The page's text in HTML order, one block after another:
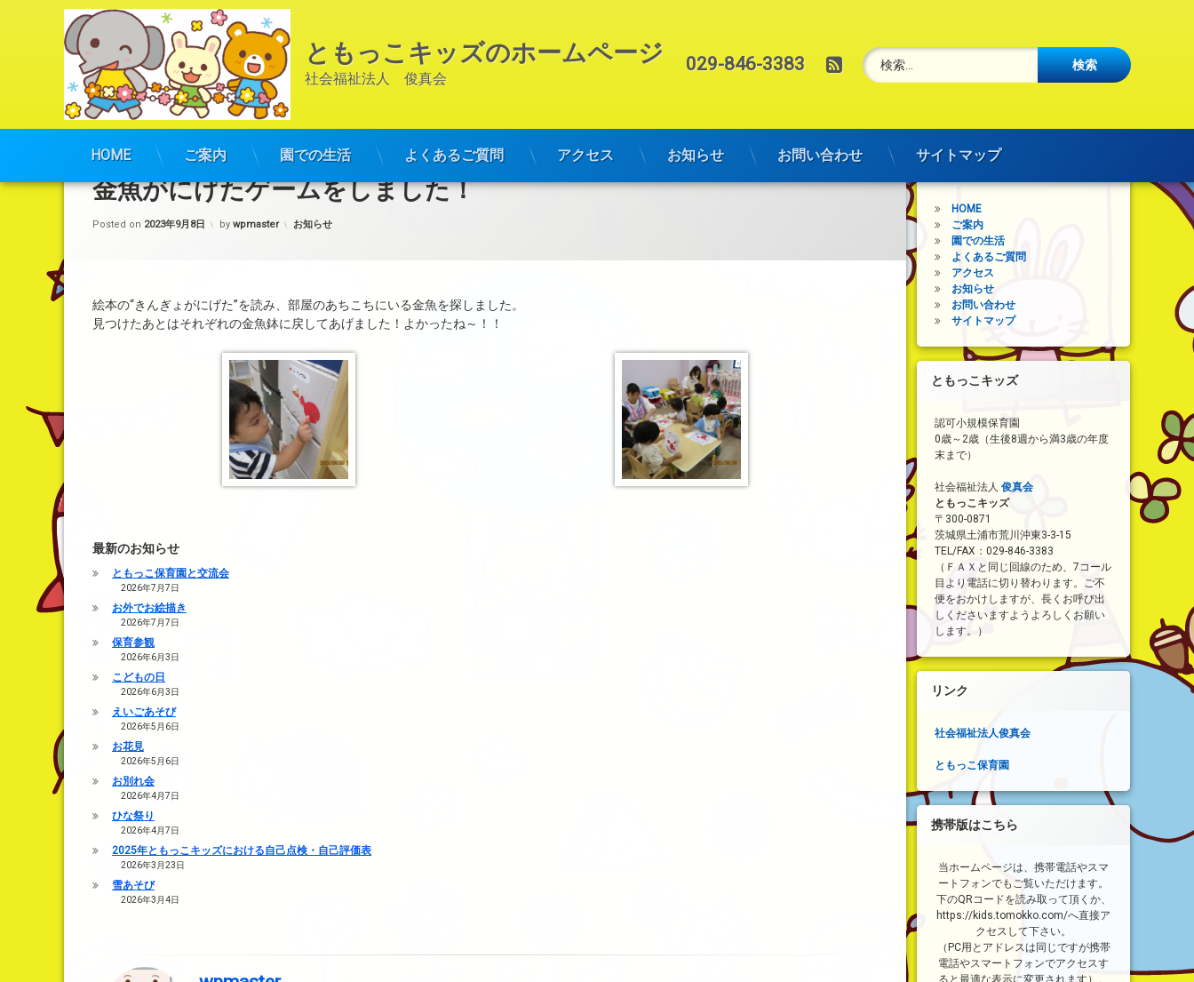
コ
ン
ともっこキッズのホームページ
社会福祉法人　俊真会
電話番号:
029-846-3383 RSS検索:
HOME ご案内 園での生活 よくあるご質問 アクセス お知らせ お問い合わせ サイトマップ
金魚がにげたゲームをしました！
Posted on 2023年9月8日 by wpmaster カテゴリー:
お知らせ
絵本の“きんぎょがにげた”を読み、部屋のあちこちにいる金魚を探しました。
見つけたあとはそれぞれの金魚鉢に戻してあげました！よかったね～！！
最新のお知らせ
ともっこ保育園と交流会
2026年7月7日
お外でお絵描き
2026年7月7日
保育参観
2026年6月3日
こどもの日
2026年6月3日
えいごあそび
2026年5月6日
お花見
2026年5月6日
お別れ会
2026年4月7日
ひな祭り
2026年4月7日
2025年ともっこキッズにおける自己点検・自己評価表
2026年3月23日
雪あそび
2026年3月4日
メインメニュー
HOME
ご案内
園での生活
よくあるご質問
アクセス
お知らせ
お問い合わせ
サイトマップ
ともっこキッズ
認可小規模保育園
0歳～2歳（生後8週から満3歳の年度
末まで）
社会福祉法人 俊真会
ともっこキッズ
〒300-0871
茨城県土浦市荒川沖東3-3-15
TEL/FAX：029-846-3383
（ＦＡＸと同じ回線のため、7コール
目より電話に切り替わります。ご不
便をおかけしますが、長くお呼び出
しくださいますようよろしくお願い
します。）
リンク
社会福祉法人俊真会
ともっこ保育園
携帯版はこちら
当ホームページは、携帯電話やスマ
ートフォンでもご覧いただけます。
下のQRコードを読み取って頂くか、
https://kids.tomokko.com/へ直接ア
クセスして下さい。
（PC用とアドレスは同じですが携帯
電話やスマートフォンでアクセスす
ると最適な表示に変更されます）。